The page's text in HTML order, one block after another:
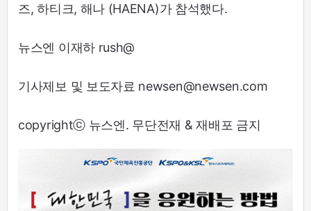
즈, 하티크, 해나 (HAENA)가 참석했다.
뉴스엔 이재하 rush@
기사제보 및 보도자료 newsen@newsen.com
copyrightⓒ 뉴스엔. 무단전재 & 재배포 금지